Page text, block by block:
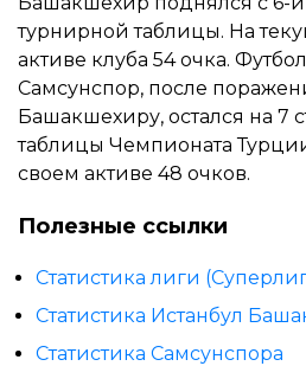
турнирной таблицы. На
активе клуба 54 очка.
Самсунспор, после
Башакшехиру, остался на 7
таблицы Чемпионата
своем активе 48 очков.
Полезные ссылки
Статистика лиги
Статистика Истанбул
Статистика Самсунспора